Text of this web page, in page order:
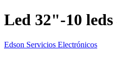
Led 32"-10
Edson Servicios Electrónicos